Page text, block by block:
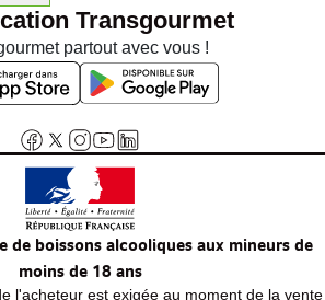
Transgourmet
partout avec vous !
de boissons alcooliques aux mineurs de
moins de 18 ans
l'acheteur est exigée au moment de la vente